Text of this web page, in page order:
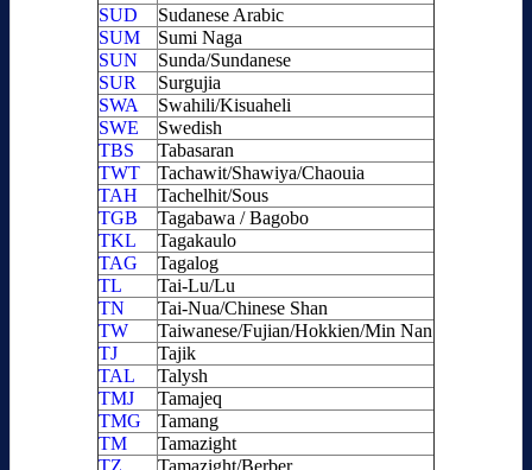
SUD
Sudanese Arabic
SUM
Sumi Naga
SUN
Sunda/Sundanese
SUR
Surgujia
SWA
Swahili/Kisuaheli
SWE
Swedish
TBS
Tabasaran
TWT
Tachawit/Shawiya/Chaouia
TAH
Tachelhit/Sous
TGB
Tagabawa / Bagobo
TKL
Tagakaulo
TAG
Tagalog
TL
Tai-Lu/Lu
TN
Tai-Nua/Chinese Shan
TW
Taiwanese/Fujian/Hokkien/Min Nan
TJ
Tajik
TAL
Talysh
TMJ
Tamajeq
TMG
Tamang
TM
Tamazight